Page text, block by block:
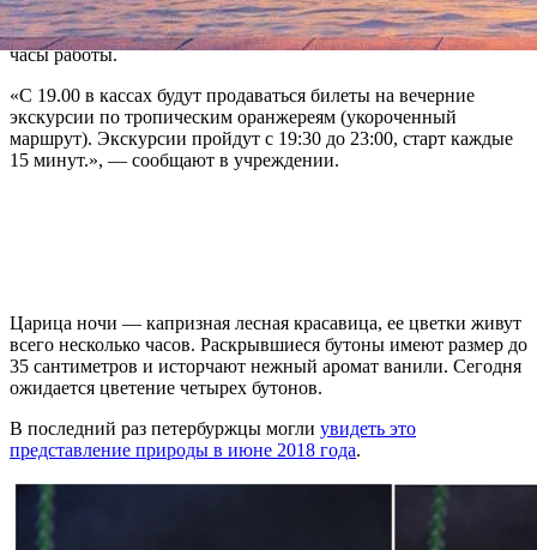
Чтобы петербуржцы смогли оценить красоту кактуса «Царица
ночи», в Ботаническом саду ввели дополнительные вечерние
часы работы.
«С 19.00 в кассах будут продаваться билеты на вечерние
экскурсии по тропическим оранжереям (укороченный
маршрут). Экскурсии пройдут с 19:30 до 23:00, старт каждые
15 минут.», — сообщают в учреждении.
Царица ночи — капризная лесная красавица, ее цветки живут
всего несколько часов. Раскрывшиеся бутоны имеют размер до
35 сантиметров и исторчают нежный аромат ванили. Сегодня
ожидается цветение четырех бутонов.
В последний раз петербуржцы могли увидеть это
представление природы в июне 2018 года.